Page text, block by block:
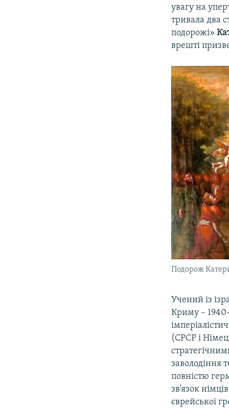
увагу на
тривала два
подорожі»
врешті
Подорож
Учений із
Криму – 1940-
(СРСР і
заволодіння
повністю
зв’язок
єврейської